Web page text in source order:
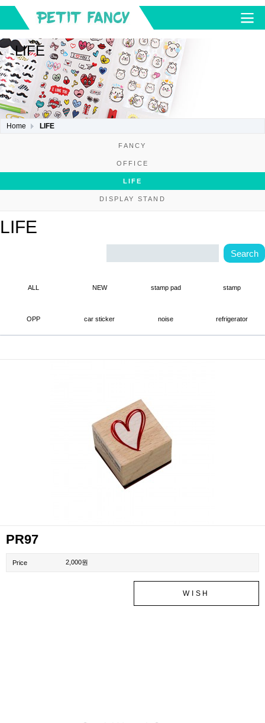
LIFE
Home LIFE
FANCY
OFFICE
LIFE
DISPLAY STAND
LIFE
ALL NEW stamp pad stamp
OPP car sticker noise refrigerator
PR97
Price 2,000원
WISH